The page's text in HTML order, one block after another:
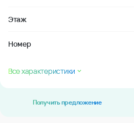
Этаж
Номер
Все характеристики
Получить предложение